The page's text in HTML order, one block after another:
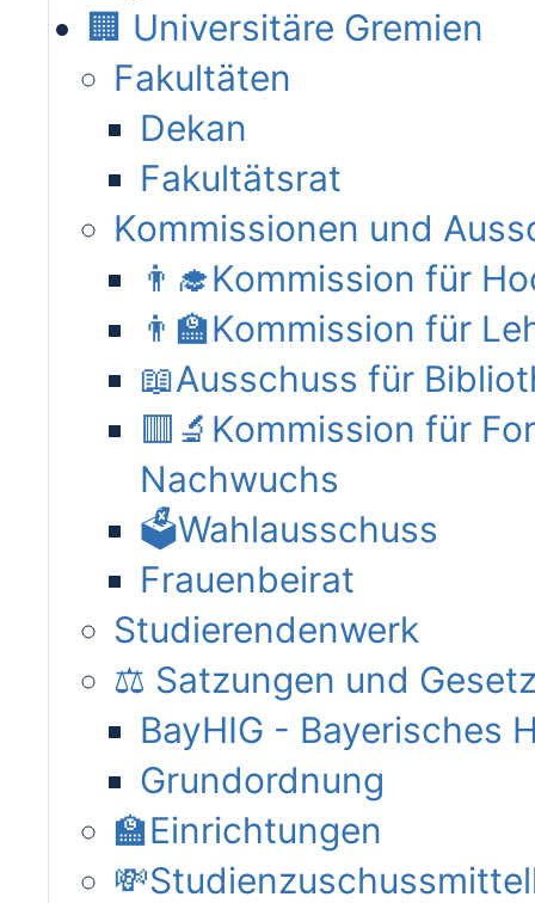
🏢 Universitäre Gremien
Fakultäten
Dekan
Fakultätsrat
Kommissionen und
👨‍🎓Kommission für
👨‍🏫Kommission für
📖Ausschuss für
🟥🔬Kommission für
Nachwuchs
🗳️Wahlausschuss
Frauenbeirat
Studierendenwerk
⚖️ Satzungen und
BayHIG - Bayerisches
Grundordnung
🏫Einrichtungen